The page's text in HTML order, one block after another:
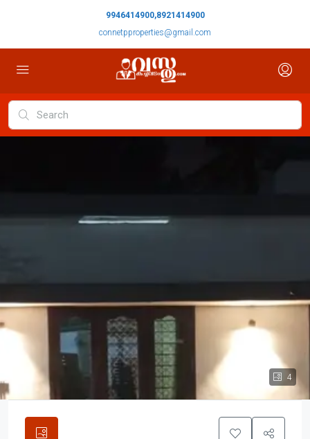
9946414900,8921414900
connetpproperties@gmail.com
4